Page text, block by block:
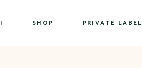
SHOP PRIVATE LABEL
Coffee Beans